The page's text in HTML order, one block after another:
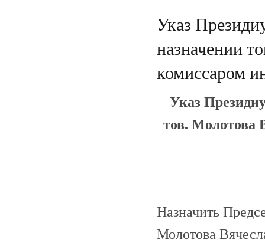
Указ
назначении
комиссаром
Указ
тов. Молотова
Назначить
Молотова